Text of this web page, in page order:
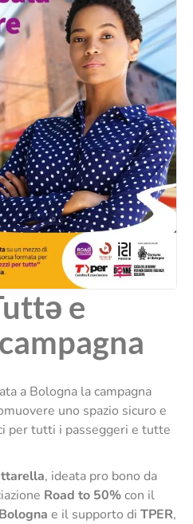
e
a Bologna la campagna
uno spazio sicuro e
per tutti i passeggeri e tutte
, ideata pro bono da
Road to 50%con il
e il supporto di TPER,